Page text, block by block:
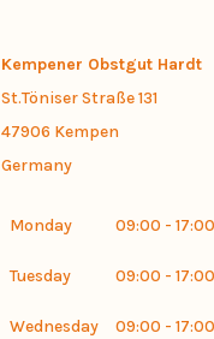
Kempener Obstgut Hardt
St.Töniser Straße 131
47906 Kempen
Germany
Monday 09:00 - 17:00
Tuesday 09:00 - 17:00
Wednesday 09:00 - 17:00